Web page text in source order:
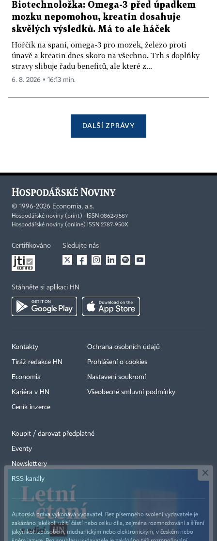
Biotechnoložka: Omega-3 před úpadkem
mozku nepomohou, kreatin dosahuje
skvělých výsledků. Má to ale háček
Hořčík na spaní, omega-3 pro mozek, železo proti
únavě a kreatin dnes skoro na všechno. Trh s doplňky
stravy slibuje řadu benefitů, ale které z...
6. 8. 2026 ▪ 16:13 min.
DALŠÍ ZPRÁVY
© 1996-2026 Economia, a.s.
Hospodářské noviny (print) ISSN 0862-9587
Hospodářské noviny (online) ISSN 2787-950X
Certifikováno Sledujte nás
Stáhněte si aplikaci HN
Kontakty
Tiráž redakce HN
Economia
Kariéra v HN
Ceník inzerce
Ochrana osobních údajů
Prohlášení o cookies
Nastavení soukromí
Všeobecné smluvní podmínky
Koupit / darovat předplatné
Eventy
Newslettery
RSS kanály
Autorská práva vykonává vydavatel. Bez písemného svolení vydavatele je
zakázáno jakékoli užití částí nebo celku díla, zejména rozmnožování a šíření
jakýmkoli způsobem, mechanickým nebo elektronickým, v českém nebo